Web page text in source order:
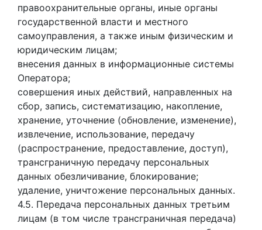
правоохранительные органы, иные органы
государственной власти и местного
самоуправления, а также иным физическим и
юридическим лицам;
внесения данных в информационные системы
Оператора;
совершения иных действий, направленных на
сбор, запись, систематизацию, накопление,
хранение, уточнение (обновление, изменение),
извлечение, использование, передачу
(распространение, предоставление, доступ),
трансграничную передачу персональных
данных обезличивание, блокирование;
удаление, уничтожение персональных данных.
4.5. Передача персональных данных третьим
лицам (в том числе трансграничная передача)